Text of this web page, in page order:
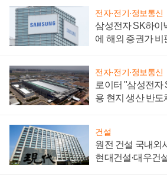
전자·전기·정보통신
삼성전자 SK하이
에 해외 증권가 비
전자·전기·정보통신
로이터 "삼성전자
용 현지 생산 반도
건설
원전 건설 국내외
현대건설·대우건